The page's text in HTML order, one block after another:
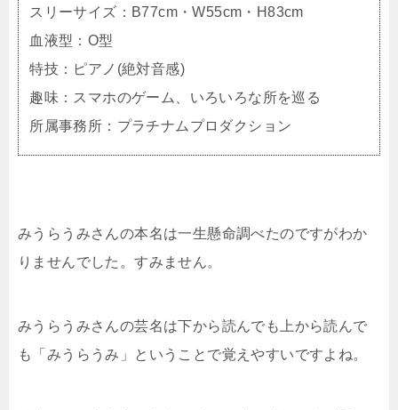
スリーサイズ：B77cm・W55cm・H83cm
血液型：O型
特技：ピアノ(絶対音感)
趣味：スマホのゲーム、いろいろな所を巡る
所属事務所：プラチナムプロダクション
みうらうみさんの本名は一生懸命調べたのですがわか
りませんでした。すみません。
みうらうみさんの芸名は下から読んでも上から読んで
も「みうらうみ」ということで覚えやすいですよね。